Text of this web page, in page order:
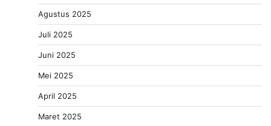
Agustus 2025
Juli 2025
Juni 2025
Mei 2025
April 2025
Maret 2025